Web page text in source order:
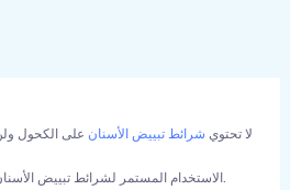
لا تحتوي شرائط تبييض الأسنان على الكحول
الاستخدام المستمر لشرائط تبييض الأسنان يمكن أن يحسن بياض الأسنان.